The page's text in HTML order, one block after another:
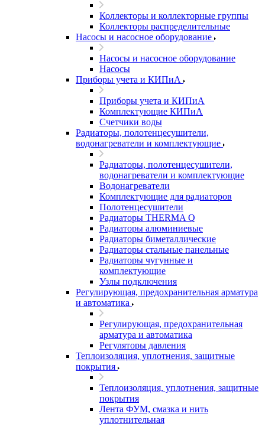
Коллекторы и коллекторные группы
Коллекторы распределительные
Насосы и насосное оборудование
Насосы и насосное оборудование
Насосы
Приборы учета и КИПиА
Приборы учета и КИПиА
Комплектующие КИПиА
Счетчики воды
Радиаторы, полотенцесушители,
водонагреватели и комплектующие
Радиаторы, полотенцесушители,
водонагреватели и комплектующие
Водонагреватели
Комплектующие для радиаторов
Полотенцесушители
Радиаторы THERMA Q
Радиаторы алюминиевые
Радиаторы биметаллические
Радиаторы стальные панельные
Радиаторы чугунные и
комплектующие
Узлы подключения
Регулирующая, предохранительная арматура
и автоматика
Регулирующая, предохранительная
арматура и автоматика
Регуляторы давления
Теплоизоляция, уплотнения, защитные
покрытия
Теплоизоляция, уплотнения, защитные
покрытия
Лента ФУМ, смазка и нить
уплотнительная